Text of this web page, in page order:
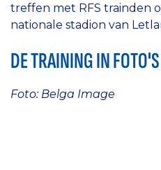
treffen met RFS trainden
nationale stadion van
DE TRAINING IN FOTO'S
Foto: Belga Image